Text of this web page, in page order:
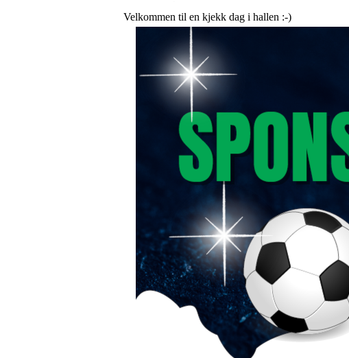
Velkommen til en kjekk dag i hallen :-)